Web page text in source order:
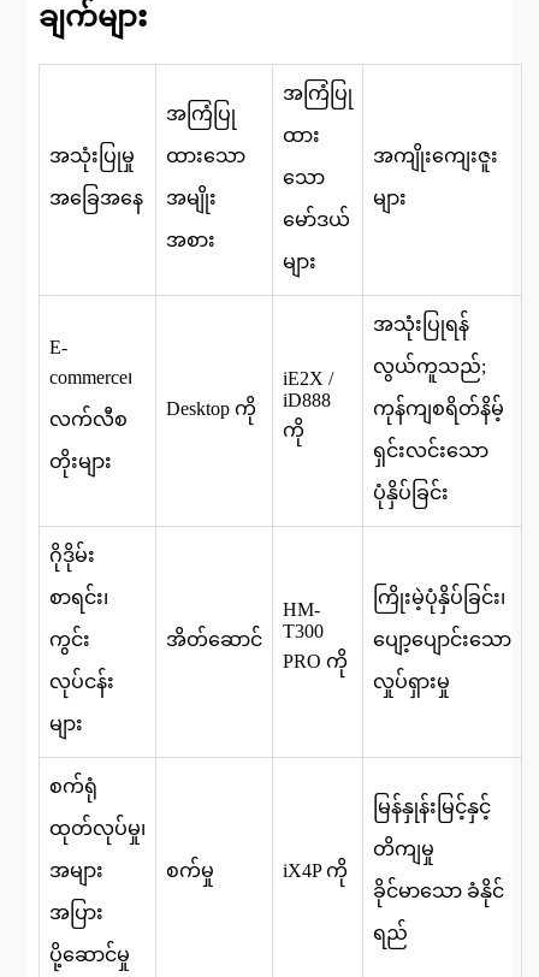
ချက်များ
အသုံးပြုမှု
အခြေအနေ
အကြံပြု
ထားသော
အမျိုး
အစား
အကြံပြု
ထား
သော
မော်ဒယ်
များ
အကျိုးကျေးဇူး
များ
E-
commerce၊
လက်လီစ
တိုးများ
Desktop ကို
iE2X /
iD888
ကို
အသုံးပြုရန်
လွယ်ကူသည်;
ကုန်ကျစရိတ်နိမ့်
ရှင်းလင်းသော
ပုံနှိပ်ခြင်း
ဂိုဒိုမ်း
စာရင်း၊
ကွင်း
လုပ်ငန်း
များ
အိတ်ဆောင်
HM-
T300
PRO ကို
ကြိုးမဲ့ပုံနှိပ်ခြင်း၊
ပျော့ပျောင်းသော
လှုပ်ရှားမှု
စက်ရုံ
ထုတ်လုပ်မှု၊
အများ
အပြား
ပို့ဆောင်မှု
စက်မှု iX4P ကို
မြန်နှုန်းမြင့်နှင့်
တိကျမှု
ခိုင်မာသော ခံနိုင်
ရည်